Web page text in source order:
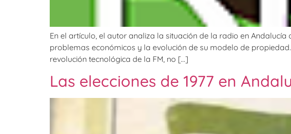
En el artículo, el autor analiza la situación de la radio en
problemas económicos y la evolución de su modelo de
revolución tecnológica de la FM, no […]
Las elecciones de 1977 en